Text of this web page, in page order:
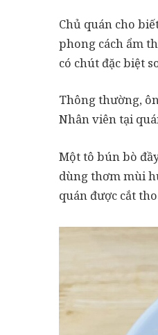
Chủ quán cho
phong cách ẩm
có chút đặc biệt
Thông thường,
Nhân viên tại
Một tô bún bò
dùng thơm mùi
quán được cắt